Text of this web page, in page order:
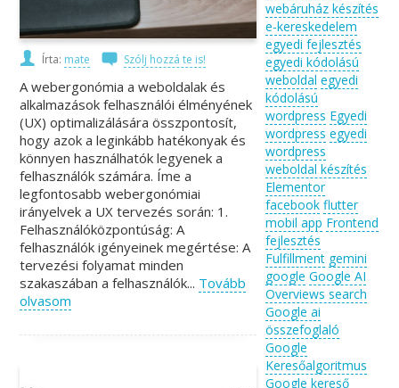
Írta: mate Szólj hozzá te is!
A webergonómia a weboldalak és
alkalmazások felhasználói élményének
(UX) optimalizálására összpontosít,
hogy azok a leginkább hatékonyak és
könnyen használhatók legyenek a
felhasználók számára. Íme a
legfontosabb webergonómiai
irányelvek a UX tervezés során: 1.
Felhasználóközpontúság: A
felhasználók igényeinek megértése: A
tervezési folyamat minden
szakaszában a felhasználók... Tovább
olvasom
webáruház készítés
e-kereskedelem
egyedi fejlesztés
egyedi kódolású
weboldal egyedi
kódolású
wordpress Egyedi
wordpress egyedi
wordpress
weboldal készítés
Elementor
facebook flutter
mobil app Frontend
fejlesztés
Fulfillment gemini
google Google AI
Overviews search
Google ai
összefoglaló
Google
Keresőalgoritmus
Google kereső